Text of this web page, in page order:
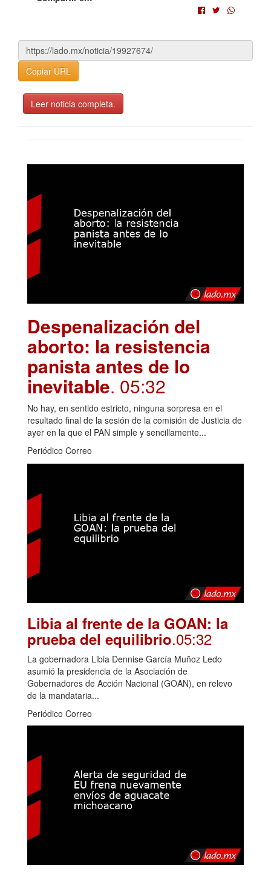
Copiar URL
Leer noticia completa.
Despenalización del
aborto: la resistencia
panista antes de lo
inevitable. 05:32
No hay, en sentido estricto, ninguna sorpresa en el
resultado final de la sesión de la comisión de Justicia de
ayer en la que el PAN simple y sencillamente...
Periódico Correo
Libia al frente de la GOAN: la
prueba del equilibrio.05:32
La gobernadora Libia Dennise García Muñoz Ledo
asumió la presidencia de la Asociación de
Gobernadores de Acción Nacional (GOAN), en relevo
de la mandataria...
Periódico Correo